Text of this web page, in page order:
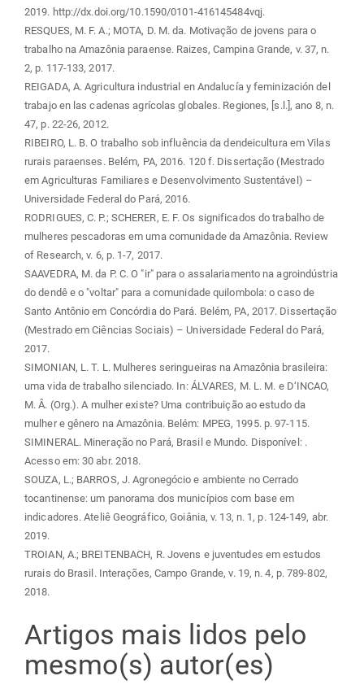
2019. http://dx.doi.org/10.1590/0101-416145484vqj.
RESQUES, M. F. A.; MOTA, D. M. da. Motivação de jovens para o
trabalho na Amazônia paraense. Raizes, Campina Grande, v. 37, n.
2, p. 117-133, 2017.
REIGADA, A. Agricultura industrial en Andalucía y feminización del
trabajo en las cadenas agrícolas globales. Regiones, [s.l.], ano 8, n.
47, p. 22-26, 2012.
RIBEIRO, L. B. O trabalho sob influência da dendeicultura em Vilas
rurais paraenses. Belém, PA, 2016. 120 f. Dissertação (Mestrado
em Agriculturas Familiares e Desenvolvimento Sustentável) –
Universidade Federal do Pará, 2016.
RODRIGUES, C. P.; SCHERER, E. F. Os significados do trabalho de
mulheres pescadoras em uma comunidade da Amazônia. Review
of Research, v. 6, p. 1-7, 2017.
SAAVEDRA, M. da P. C. O "ir" para o assalariamento na agroindústria
do dendê e o "voltar" para a comunidade quilombola: o caso de
Santo Antônio em Concórdia do Pará. Belém, PA, 2017. Dissertação
(Mestrado em Ciências Sociais) – Universidade Federal do Pará,
2017.
SIMONIAN, L. T. L. Mulheres seringueiras na Amazônia brasileira:
uma vida de trabalho silenciado. In: ÁLVARES, M. L. M. e D‘INCAO,
M. Â. (Org.). A mulher existe? Uma contribuição ao estudo da
mulher e gênero na Amazônia. Belém: MPEG, 1995. p. 97-115.
SIMINERAL. Mineração no Pará, Brasil e Mundo. Disponível: .
Acesso em: 30 abr. 2018.
SOUZA, L.; BARROS, J. Agronegócio e ambiente no Cerrado
tocantinense: um panorama dos municípios com base em
indicadores. Ateliê Geográfico, Goiânia, v. 13, n. 1, p. 124-149, abr.
2019.
TROIAN, A.; BREITENBACH, R. Jovens e juventudes em estudos
rurais do Brasil. Interações, Campo Grande, v. 19, n. 4, p. 789-802,
2018.
Artigos mais lidos pelo
mesmo(s) autor(es)